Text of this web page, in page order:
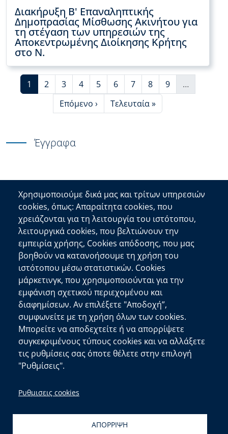
Διακήρυξη Β' Επαναληπτικής
Δημοπρασίας Μίσθωσης Ακινήτου για
τη στέγαση των υπηρεσιών της
Αποκεντρωμένης Διοίκησης Κρήτης
στο Ν.
Τρέχουσα σελίδα
1 Page
2 Page
3 Page
4 Page
5 Page
6 Page
7 Page
8 Page
9
…
Next page
Επόμενο › Last page
Τελευταία »
Έγγραφα
Επικοινωνία
Αποκεντρωμένη Διοίκηση Κρήτης
Πλατεία Κουντουριώτη 71202 Ηράκλειο
Επικοινωνήστε μαζί μας
Χρήσιμοι Σύνδεσμοι
Ελληνική Κυβέρνηση
Ευρωπαϊκή Επιτροπή
Πληροφορίες Ιστότοπου
Διαύγεια
Δήλωση Προσβασιμότητας
Χρησιμοποιούμε δικά μας και τρίτων υπηρεσιών
cookies, όπως: Απαραίτητα cookies, που
χρειάζονται για τη λειτουργία του ιστότοπου,
λειτουργικά cookies, που βελτιώνουν την
εμπειρία χρήσης, Cookies απόδοσης, που μας
βοηθούν να κατανοήσουμε τη χρήση του
ιστότοπου μέσω στατιστικών. Cookies
μάρκετινγκ, που χρησιμοποιούνται για την
εμφάνιση σχετικού περιεχομένου και
διαφημίσεων. Αν επιλέξετε "Αποδοχή”,
συμφωνείτε με τη χρήση όλων των cookies.
Μπορείτε να αποδεχτείτε ή να απορρίψετε
συγκεκριμένους τύπους cookies και να αλλάξετε
τις ρυθμίσεις σας όποτε θέλετε στην επιλογή
"Ρυθμίσεις".
Ρυθμισεις cookies
ΑΠΟΡΡΙΨΗ
copyright © 2026Δ/νση Πληροφορικής και
Υποστήριξης Συστημάτων & Αιγαίου Solutions